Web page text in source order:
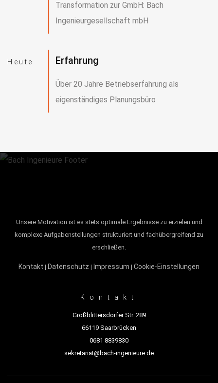
Transformation zur GmbH: Bach
Ingenieurgesellschaft mbH
Heute Erfahrung
Über 20 Jahre Betriebserfahrung als
eigenständiges Planungsbüro
Unsere Motivation ist es stets optimale Ergebnisse zu erzielen und
komplexe Aufgabenstellungen strukturiert und fachübergreifend zu
erschließen.
Kontakt | Datenschutz | Impressum | Cookie-Einstellungen
Kontakt
Großblittersdorfer Str. 289
66119 Saarbrücken
0681 8839830
sekretariat@bach-ingenieure.de